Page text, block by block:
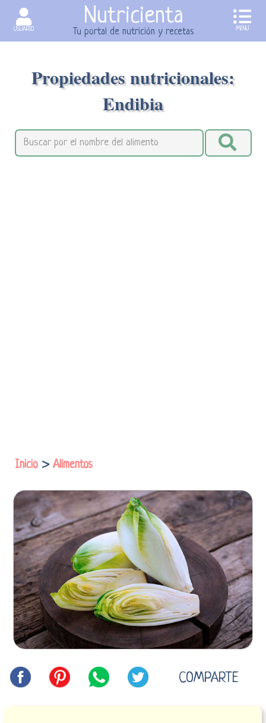
USUARIO
Nutricienta
Tu portal de nutrición y recetas MENU
Propiedades nutricionales:
Endibia
Inicio > Alimentos
COMPARTE